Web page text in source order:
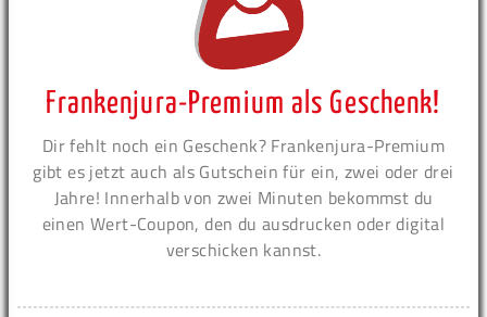
Frankenjura-Premium als Geschenk!
Dir fehlt noch ein Geschenk? Frankenjura-Premium
gibt es jetzt auch als Gutschein für ein, zwei oder drei
Jahre! Innerhalb von zwei Minuten bekommst du
einen Wert-Coupon, den du ausdrucken oder digital
verschicken kannst.